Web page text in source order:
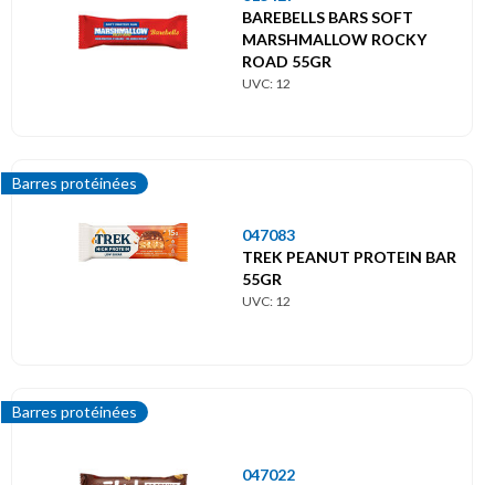
BAREBELLS BARS SOFT
MARSHMALLOW ROCKY
ROAD 55GR
UVC: 12
Barres protéinées
047083
TREK PEANUT PROTEIN BAR
55GR
UVC: 12
Barres protéinées
047022